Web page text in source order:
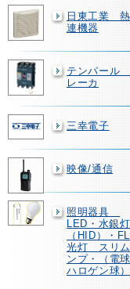
日東工業
連機器
テンパール
レーカ
三幸電子
映像/通信
照明器具
LED・水銀灯
（HID）・
光灯 スリム
ンプ・（電球
ハロゲン球）